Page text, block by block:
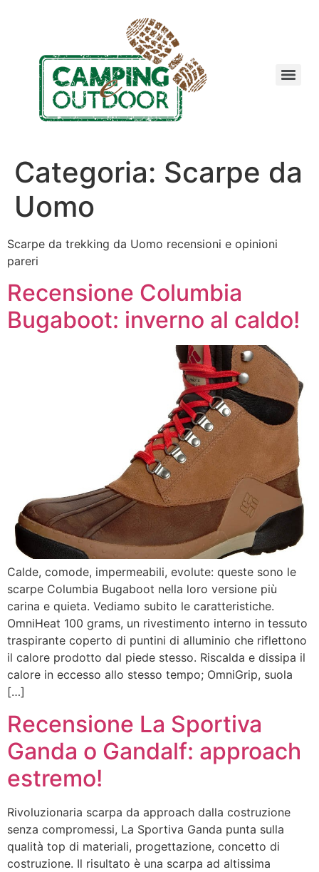
Categoria: Scarpe da
Uomo
Scarpe da trekking da Uomo recensioni e opinioni
pareri
Recensione Columbia
Bugaboot: inverno al caldo!
Calde, comode, impermeabili, evolute: queste sono le
scarpe Columbia Bugaboot nella loro versione più
carina e quieta. Vediamo subito le caratteristiche.
OmniHeat 100 grams, un rivestimento interno in tessuto
traspirante coperto di puntini di alluminio che riflettono
il calore prodotto dal piede stesso. Riscalda e dissipa il
calore in eccesso allo stesso tempo; OmniGrip, suola
[…]
Recensione La Sportiva
Ganda o Gandalf: approach
estremo!
Rivoluzionaria scarpa da approach dalla costruzione
senza compromessi, La Sportiva Ganda punta sulla
qualità top di materiali, progettazione, concetto di
costruzione. Il risultato è una scarpa ad altissima